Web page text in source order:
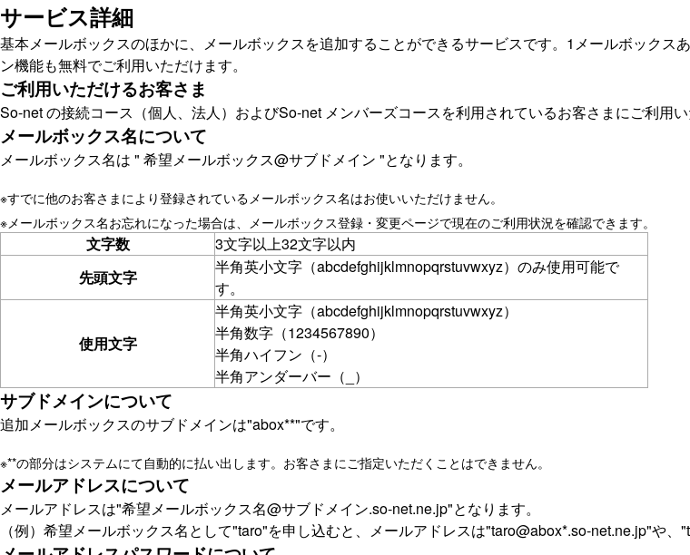
サービス詳細
基本メールボックスのほかに、メールボックスを追加することができるサービスです。1メールボック
ン機能も無料でご利用いただけます。
ご利用いただけるお客さま
So-net の接続コース（個人、法人）およびSo-net メンバーズコースを利用されているお客さまにご利用い
メールボックス名について
メールボックス名は " 希望メールボックス@サブドメイン "となります。
※すでに他のお客さまにより登録されているメールボックス名はお使いいただけません。
※メールボックス名お忘れになった場合は、メールボックス登録・変更ページで現在のご利用状況を確認できます。
文字数
3文字以上32文字以内
先頭文字
半角英小文字（abcdefghijklmnopqrstuvwxyz）のみ使用可能で
す。
使用文字
半角英小文字（abcdefghijklmnopqrstuvwxyz）
半角数字（1234567890）
半角ハイフン（-）
半角アンダーバー（_）
サブドメインについて
追加メールボックスのサブドメインは"abox**"です。
※**の部分はシステムにて自動的に払い出します。お客さまにご指定いただくことはできません。
メールアドレスについて
メールアドレスは"希望メールボックス名@サブドメイン.so-net.ne.jp"となります。
（例）希望メールボックス名として"taro"を申し込むと、メールアドレスは"taro@abox*.so-net.ne.jp"や、